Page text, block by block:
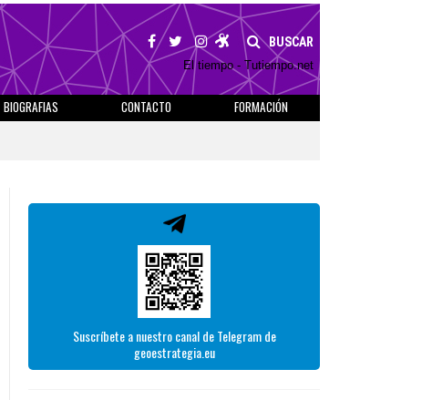
BUSCAR
El tiempo - Tutiempo.net
BIOGRAFIAS CONTACTO
FORMACIÓN
Suscríbete a nuestro canal de Telegram de
geoestrategia.eu